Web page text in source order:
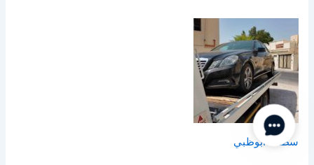
سطحة ابوظبي
Contact Us